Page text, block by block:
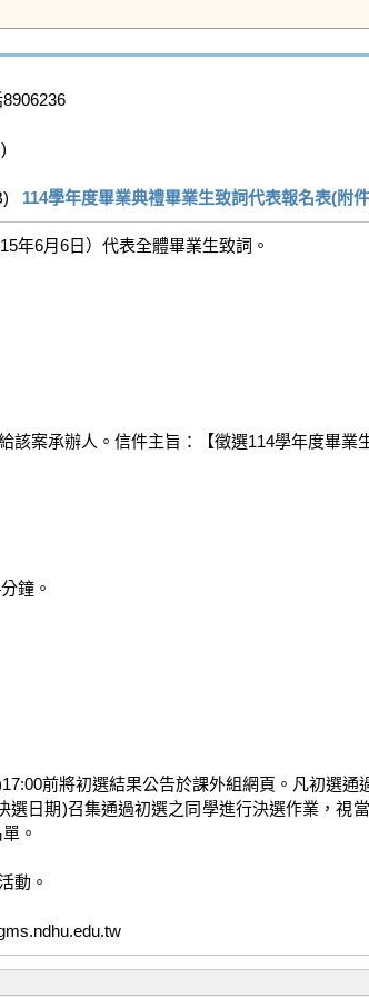
114學年度畢業典禮畢業生致詞代表報名表(附
年6月6日）代表全體畢業生致詞。
該案承辦人。信件主旨：【徵選114學年度畢
鐘。
前將初選結果公告於課外組網頁。凡初選通
選日期)召集通過初選之同學進行決選作業，視
。
動。